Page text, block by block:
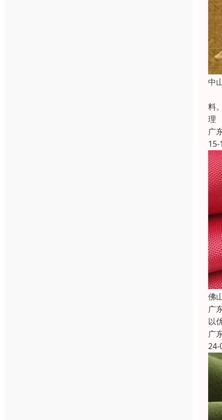
中
料
理
广
15-
佛
广
以
广
24-